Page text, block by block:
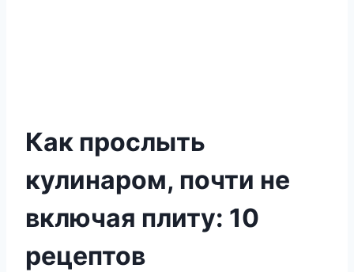
Как прослыть
кулинаром, почти не
включая плиту: 10
рецептов